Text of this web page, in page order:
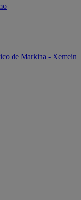
de Markina - Xemein